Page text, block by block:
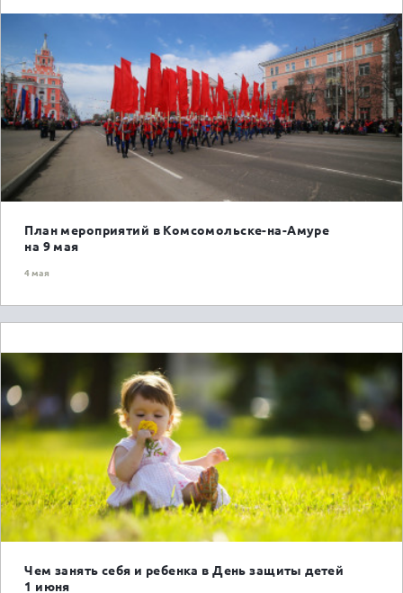
ГОРОЖАНАМ
План мероприятий в Комсомольске-на-Амуре
на 9 мая
4 мая
ГОРОЖАНАМ
Чем занять себя и ребенка в День защиты детей
1 июня